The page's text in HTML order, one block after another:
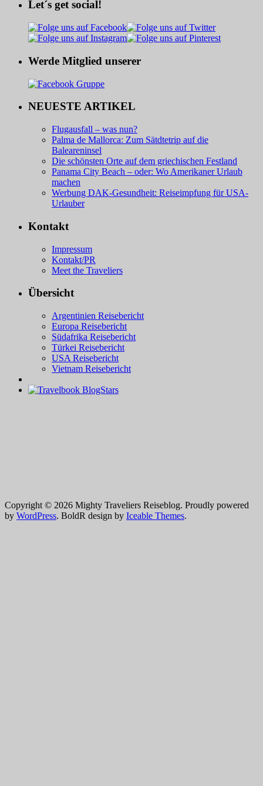
Let´s get social!
Werde Mitglied unserer
NEUESTE ARTIKEL
Flugausfall – was nun?
Palma de Mallorca: Zum Sätdtetrip auf die
Baleareninsel
Die schönsten Orte auf dem griechischen Festland
Panama City Beach – oder: Wo Amerikaner Urlaub
machen
Werbung DAK-Gesundheit: Reiseimpfung für USA-
Urlauber
Kontakt
Impressum
Kontakt/PR
Meet the Traveliers
Übersicht
Argentinien Reisebericht
Europa Reisebericht
Südafrika Reisebericht
Türkei Reisebericht
USA Reisebericht
Vietnam Reisebericht
Copyright © 2026 Mighty Traveliers Reiseblog. Proudly powered
by WordPress. BoldR design by Iceable Themes.